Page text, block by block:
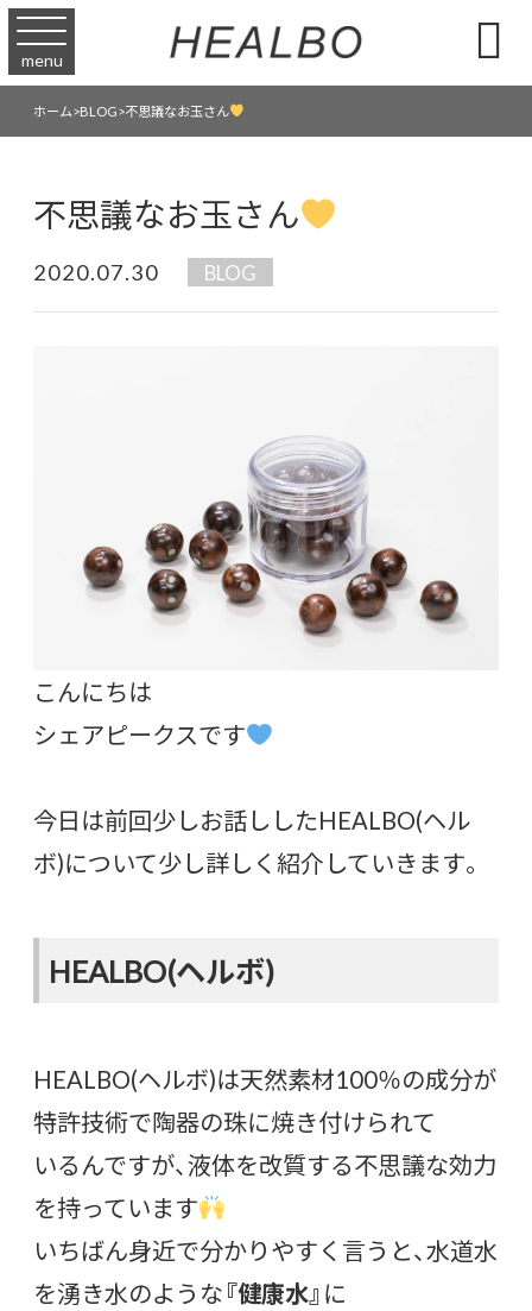
menu 
ホーム>BLOG>不思議なお玉さん
不思議なお玉さん
2020.07.30 BLOG
こんにちは
シェアピークスです
今日は前回少しお話ししたHEALBO(ヘル
ボ)について少し詳しく紹介していきます。
HEALBO(ヘルボ)
HEALBO(ヘルボ)は天然素材100％の成分が
特許技術で陶器の珠に焼き付けられて
いるんですが、液体を改質する不思議な効力
を持っています
いちばん身近で分かりやすく言うと、水道水
を湧き水のような『健康水』 に